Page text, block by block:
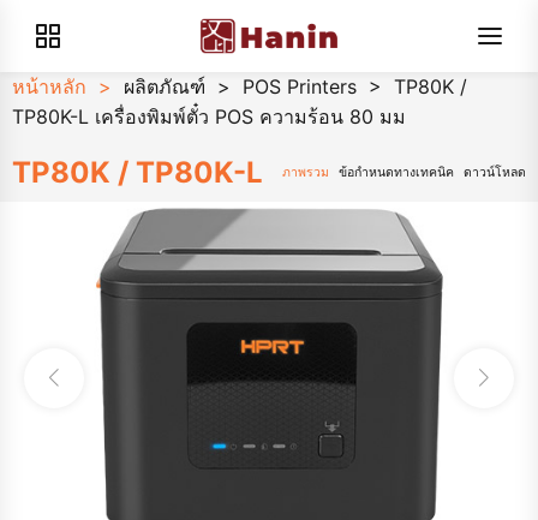
หน้าหลัก > ผลิตภัณฑ์ > POS Printers > TP80K /
TP80K-L เครื่องพิมพ์ตั๋ว POS ความร้อน 80 มม
TP80K / TP80K-L ภาพรวม ข้อกำหนดทางเทคนิค ดาวน์โหลด